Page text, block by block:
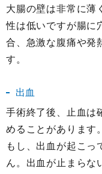
大腸の壁は非常に薄
性は低いですが腸に
合、急激な腹痛や発
す。
出血
手術終了後、止血は
めることがあります。
もし、出血が起こっ
ん。出血が止まらな